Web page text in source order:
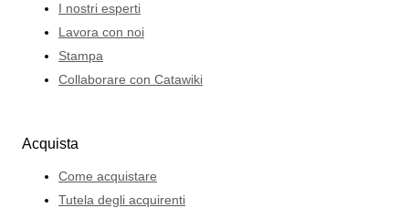
I nostri esperti
Lavora con noi
Stampa
Collaborare con Catawiki
Acquista
Come acquistare
Tutela degli acquirenti